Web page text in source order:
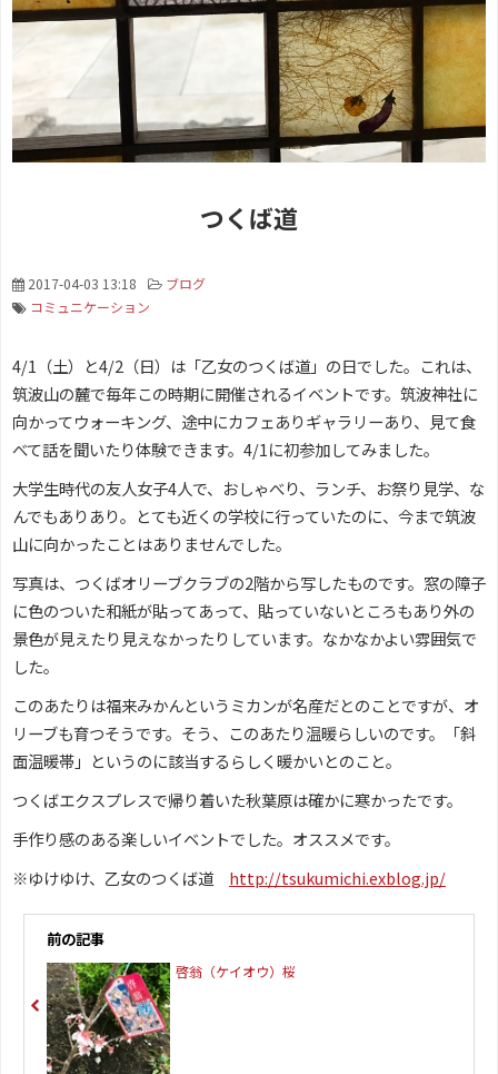
つくば道
2017-04-03 13:18
ブログ
コミュニケーション
4/1（土）と4/2（日）は「乙女のつくば道」の日でした。これは、
筑波山の麓で毎年この時期に開催されるイベントです。筑波神社に
向かってウォーキング、途中にカフェありギャラリーあり、見て食
べて話を聞いたり体験できます。4/1に初参加してみました。
大学生時代の友人女子4人で、おしゃべり、ランチ、お祭り見学、な
んでもありあり。とても近くの学校に行っていたのに、今まで筑波
山に向かったことはありませんでした。
写真は、つくばオリーブクラブの2階から写したものです。窓の障子
に色のついた和紙が貼ってあって、貼っていないところもあり外の
景色が見えたり見えなかったりしています。なかなかよい雰囲気で
した。
このあたりは福来みかんというミカンが名産だとのことですが、オ
リーブも育つそうです。そう、このあたり温暖らしいのです。「斜
面温暖帯」というのに該当するらしく暖かいとのこと。
つくばエクスプレスで帰り着いた秋葉原は確かに寒かったです。
手作り感のある楽しいイベントでした。オススメです。
※ゆけゆけ、乙女のつくば道 http://tsukumichi.exblog.jp/
前の記事
啓翁（ケイオウ）桜